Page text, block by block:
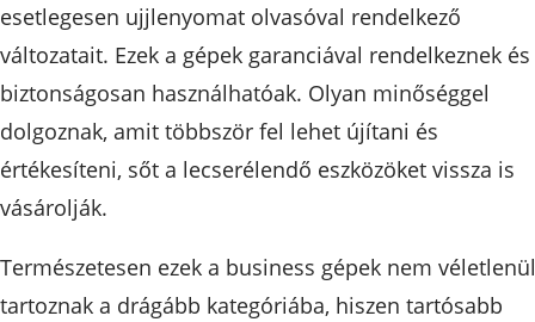
esetlegesen ujjlenyomat olvasóval rendelkező
változatait. Ezek a gépek garanciával rendelkeznek és
biztonságosan használhatóak. Olyan minőséggel
dolgoznak, amit többször fel lehet újítani és
értékesíteni, sőt a lecserélendő eszközöket vissza is
vásárolják.
Természetesen ezek a business gépek nem véletlenül
tartoznak a drágább kategóriába, hiszen tartósabb